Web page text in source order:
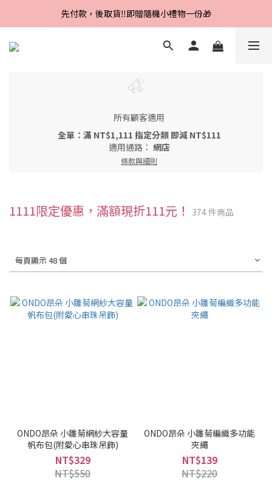
Line好友招募中，首購、回購皆贈100元
先付款，後取貨‼️即贈隨機小禮物一份🎁
Line好友招募中，首購、回購皆贈100元
所有顧客適用
全單：滿 NT$1,111 指定分類 即減 NT$111
適用通路： 網店
條款與細則
1111限定優惠，滿額現折111元！ 374 件商品
每頁顯示 48 個
ONDO昂朵 小雛菊網紗大容量
帆布包(附愛心串珠吊飾)
NT$329
NT$550
ONDO昂朵 小雛菊編織多功能
夾繩
NT$139
NT$220